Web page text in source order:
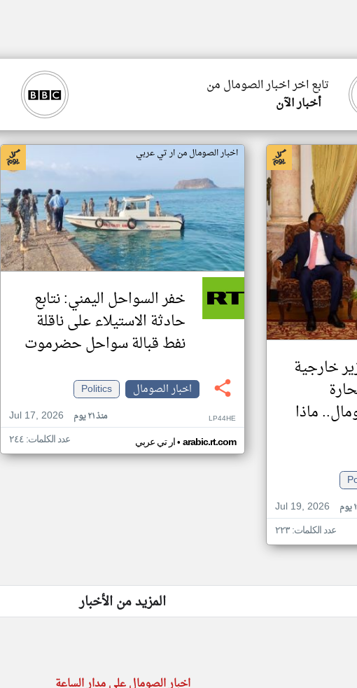
تابع اخر اخبار الصومال من
أخبار الآن
خارجية
ماذا
Jul 19, 2026
عدد الكلمات: ٢٢٣
اخبار الصومال من ار تي عربي
خفر السواحل اليمني: نتابع
حادثة الاستيلاء على ناقلة
نفط قبالة سواحل حضرموت
اخبار الصومال
Politics
Jul 17, 2026
منذ ٢١ يوم LP44HE
ار تي عربي• arabic.rt.com عدد الكلمات: ٢٤٤
المزيد من الأخبار